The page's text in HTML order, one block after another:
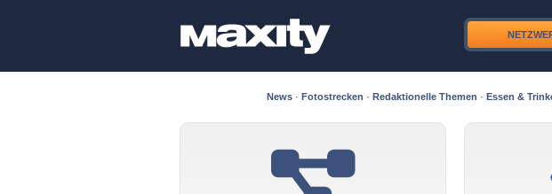
News · Fotostrecken · Redaktionelle Themen · Essen &